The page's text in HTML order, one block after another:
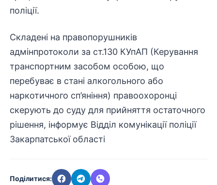
поліції.
Складені на правопорушників
адмінпротоколи за ст.130 КУпАП (Керування
транспортним засобом особою, що
перебуває в стані алкогольного або
наркотичного сп’яніння) правоохоронці
скерують до суду для прийняття остаточного
рішення, інформує Відділ комунікації поліції
Закарпатської області
Поділитися: